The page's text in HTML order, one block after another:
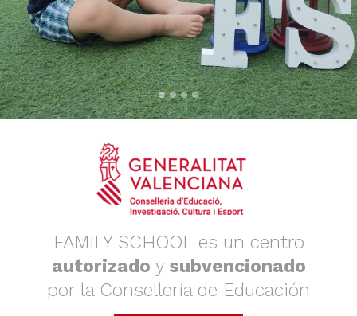
FAMILY SCHOOL es un centro
autorizado y subvencionado
por la Consellería de Educación